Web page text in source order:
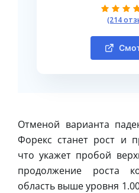
(214
Отменой варианта
Форекс станет рост и
что укажет пробой
продолжение роста
область выше уровня